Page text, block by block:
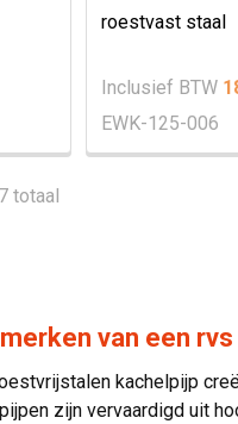
roestvast staal
Inclusief BTW
EWK-125-006
totaal
van een
kachelpijp
zijn vervaardigd uit